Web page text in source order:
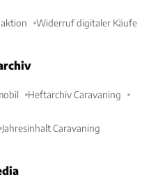
Widerruf digitaler Käufe
Heftarchiv Caravaning
Jahresinhalt Caravaning